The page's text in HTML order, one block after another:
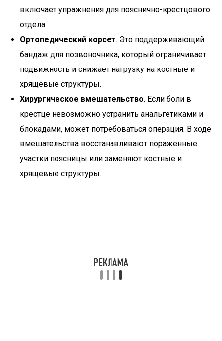
включает упражнения для пояснично-крестцового
отдела.
Ортопедический корсет. Это поддерживающий
бандаж для позвоночника, который ограничивает
подвижность и снижает нагрузку на костные и
хрящевые структуры.
Хирургическое вмешательство. Если боли в
крестце невозможно устранить анальгетиками и
блокадами, может потребоваться операция. В ходе
вмешательства восстанавливают пораженные
участки поясницы или заменяют костные и
хрящевые структуры.